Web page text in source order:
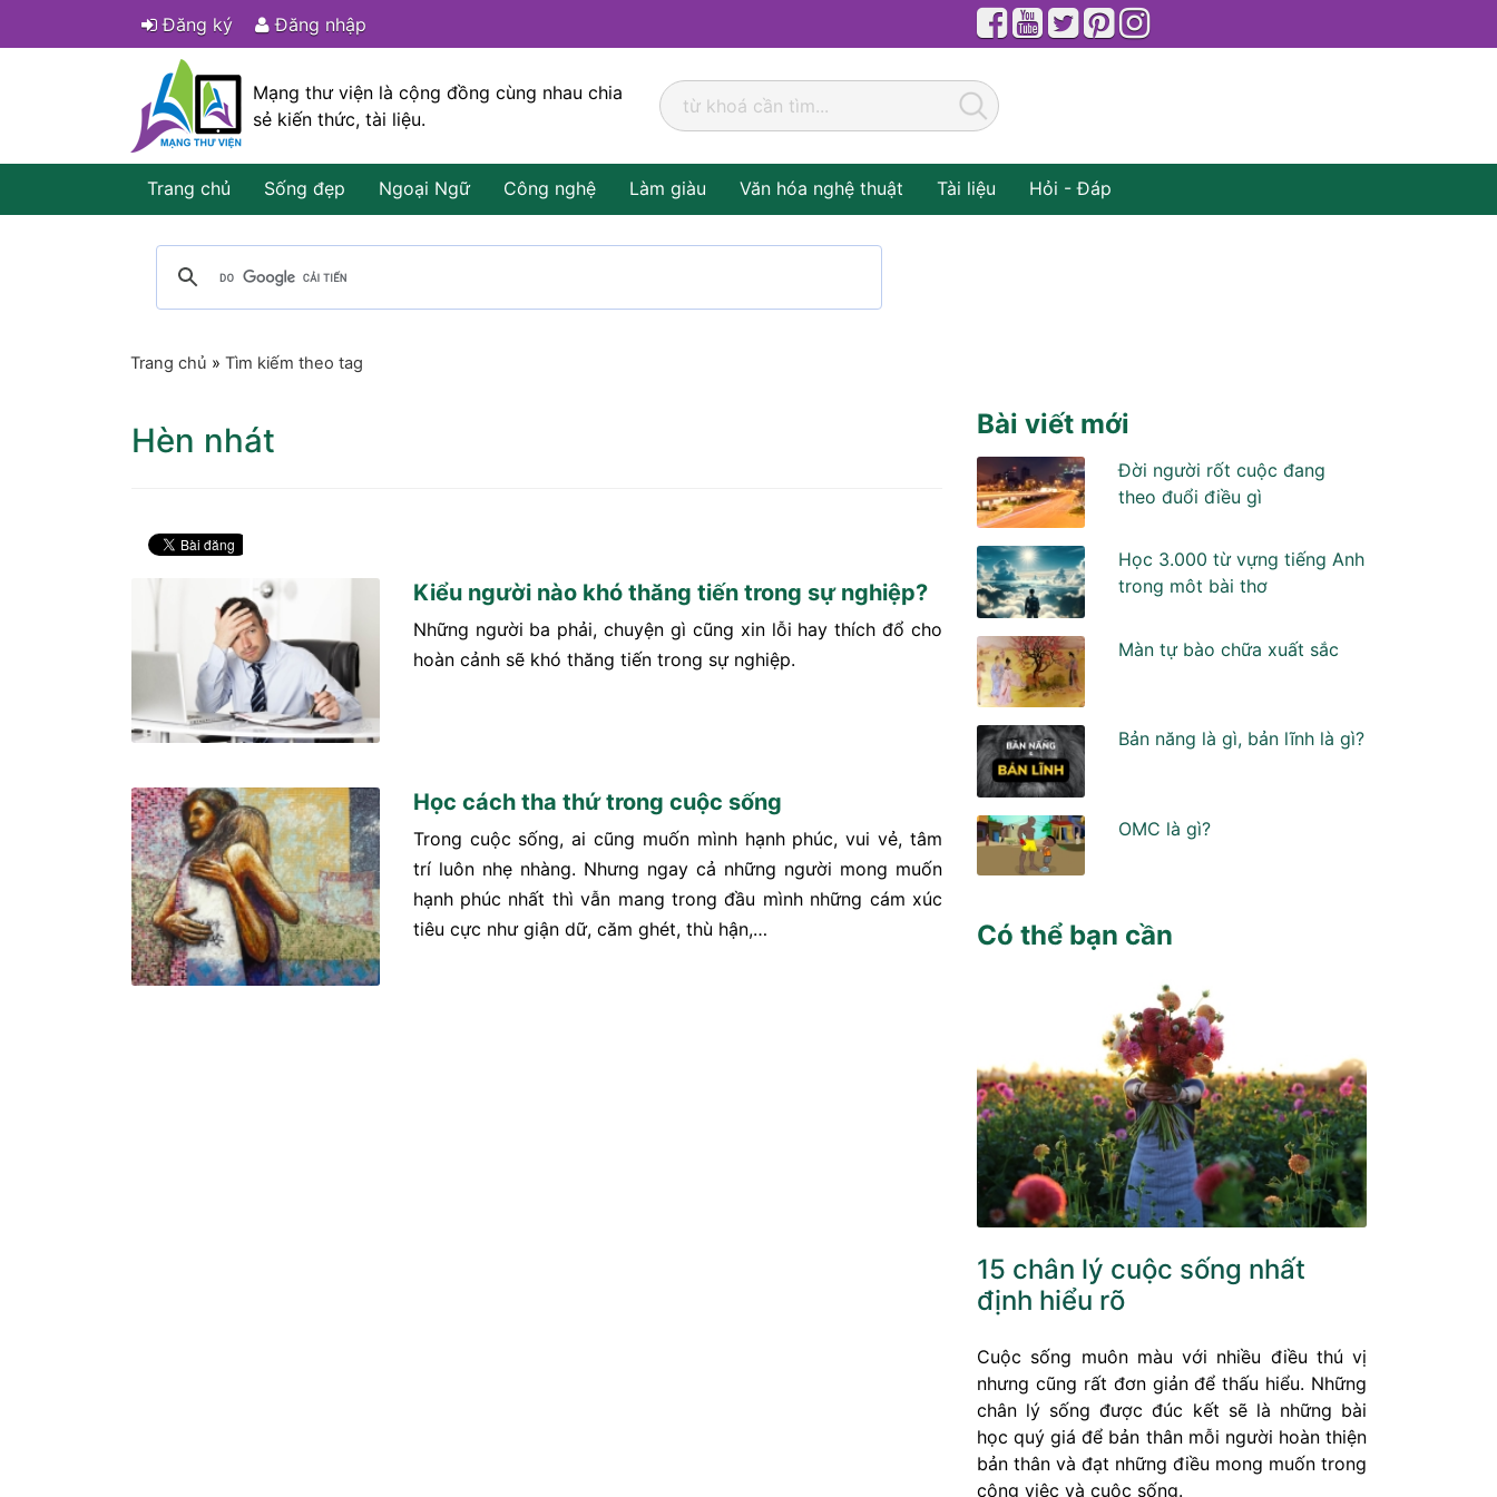
Đăng ký Đăng nhập
Mạng thư viện là cộng đồng cùng nhau chia
sẻ kiến thức, tài liệu.
Trang chủ Sống đẹp Ngoại Ngữ Công nghệ Làm giàu Văn hóa nghệ thuật Tài liệu Hỏi - Đáp
Trang chủ » Tìm kiếm theo tag
Hèn nhát
Kiểu người nào khó thăng tiến trong sự nghiệp?
Những người ba phải, chuyện gì cũng xin lỗi hay thích đổ cho
hoàn cảnh sẽ khó thăng tiến trong sự nghiệp.
Học cách tha thứ trong cuộc sống
Trong cuộc sống, ai cũng muốn mình hạnh phúc, vui vẻ, tâm
trí luôn nhẹ nhàng. Nhưng ngay cả những người mong muốn
hạnh phúc nhất thì vẫn mang trong đầu mình những cám xúc
tiêu cực như giận dữ, căm ghét, thù hận,…
Bài viết mới
Đời người rốt cuộc đang
theo đuổi điều gì
Học 3.000 từ vựng tiếng Anh
trong môt bài thơ
Màn tự bào chữa xuất sắc
Bản năng là gì, bản lĩnh là gì?
OMC là gì?
Có thể bạn cần
15 chân lý cuộc sống nhất
định hiểu rõ
Cuộc sống muôn màu với nhiều điều thú vị
nhưng cũng rất đơn giản để thấu hiểu. Những
chân lý sống được đúc kết sẽ là những bài
học quý giá để bản thân mỗi người hoàn thiện
bản thân và đạt những điều mong muốn trong
công việc và cuộc sống.